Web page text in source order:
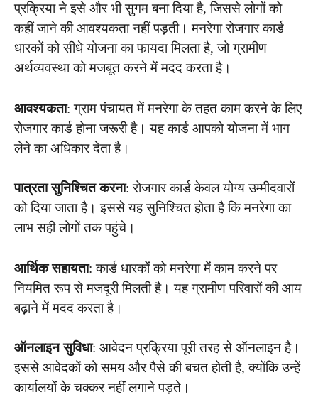
प्रक्रिया ने इसे और भी सुगम बना दिया है, जिससे लोगों को
कहीं जाने की आवश्यकता नहीं पड़ती। मनरेगा रोजगार कार्ड
धारकों को सीधे योजना का फायदा मिलता है, जो ग्रामीण
अर्थव्यवस्था को मजबूत करने में मदद करता है।
आवश्यकता: ग्राम पंचायत में मनरेगा के तहत काम करने के लिए
रोजगार कार्ड होना जरूरी है। यह कार्ड आपको योजना में भाग
लेने का अधिकार देता है।
पात्रता सुनिश्चित करना: रोजगार कार्ड केवल योग्य उम्मीदवारों
को दिया जाता है। इससे यह सुनिश्चित होता है कि मनरेगा का
लाभ सही लोगों तक पहुंचे।
आर्थिक सहायता: कार्ड धारकों को मनरेगा में काम करने पर
नियमित रूप से मजदूरी मिलती है। यह ग्रामीण परिवारों की आय
बढ़ाने में मदद करता है।
ऑनलाइन सुविधा: आवेदन प्रक्रिया पूरी तरह से ऑनलाइन है।
इससे आवेदकों को समय और पैसे की बचत होती है, क्योंकि उन्हें
कार्यालयों के चक्कर नहीं लगाने पड़ते।